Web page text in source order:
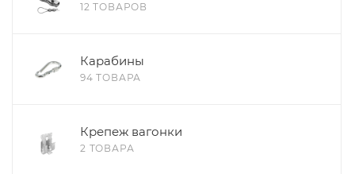
12 ТОВАРОВ
Карабины
94 ТОВАРА
Крепеж вагонки
2 ТОВАРА